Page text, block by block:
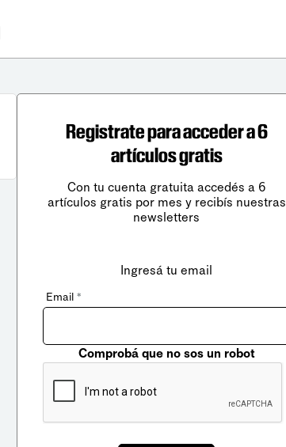
Registrate para acceder a 6
artículos gratis
Con tu cuenta gratuita accedés a 6
artículos gratis por mes y recibís nuestras
newsletters
Ingresá tu email
Email *
Comprobá que no sos un robot